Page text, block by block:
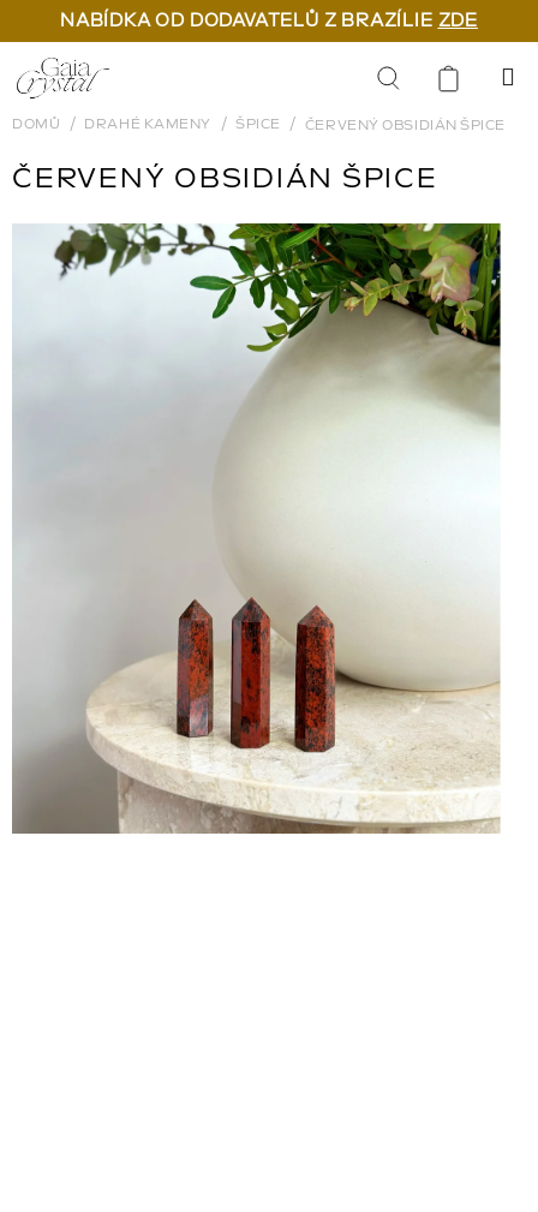
NABÍDKA OD DODAVATELŮ Z BRAZÍLIE ZDE
Přejít
na
obsah
Hledat
DOMŮ DRAHÉ KAMENY ŠPICE ČERVENÝ OBSIDIÁN ŠPICE
ČERVENÝ OBSIDIÁN ŠPICE